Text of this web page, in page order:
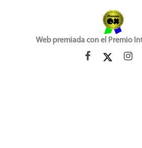
Web premiada con el Premio